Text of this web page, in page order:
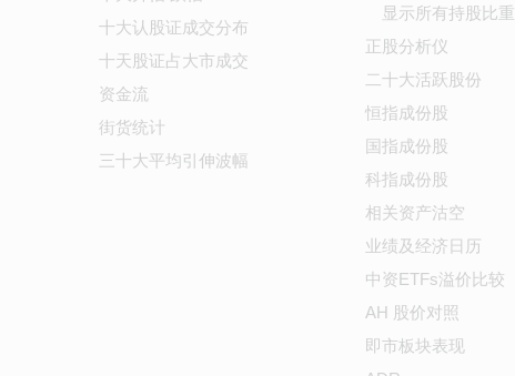
十大认股证成交分布
十天股证占大市成交
资金流
街货统计
三十大平均引伸波幅
显示所有持股比重
正股分析仪
二十大活跃股份
恒指成份股
国指成份股
科指成份股
相关资产沽空
业绩及经济日历
中资ETFs溢价比较
AH 股价对照
即市板块表现